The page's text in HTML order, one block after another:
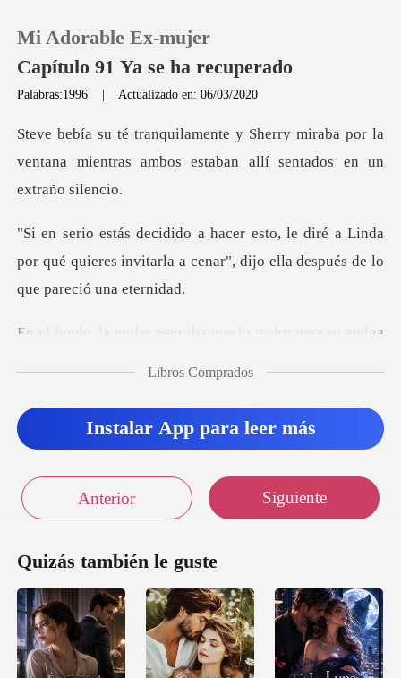
0
Recargar
Historia
Salir
Mi Adorable Ex-mujer
Capítulo 91 Ya se ha recuperado
Palabras:1996 | Actualizado en: 06/03/2020
miraba por la
ventana mientras ambos est
é a Linda
por qué quieres invitarla a cenar", di
nsaba que lo mejor para
Libros Comprados
Instalar App para leer más
Anterior Siguiente
Quizás también le guste